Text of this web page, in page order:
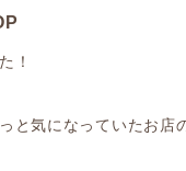
！
と気になっていたお店